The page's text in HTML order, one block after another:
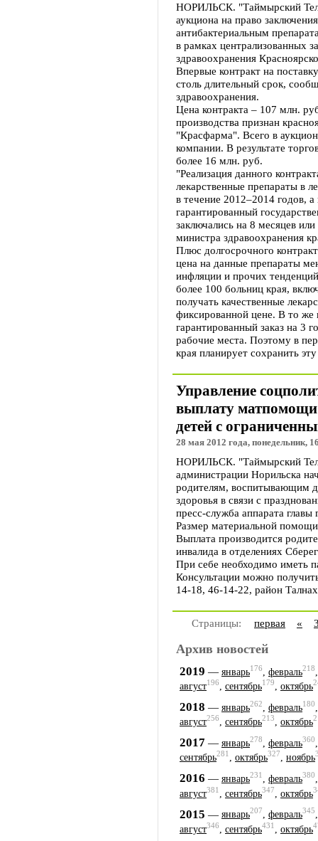
НОРИЛЬСК. "Таймырский
аукциона на право
антибактериальным
в рамках централизованных
здравоохранения
Впервые контракт на
столь длительный срок,
здравоохранения.
Цена контракта – 107 млн.
производства признан
"Красфарма". Всего в
компании. В результате
более 16 млн. руб.
"Реализация данного
лекарственные препараты в
в течение 2012–2014 годов,
гарантированный
заключались на 8 месяцев
министра здравоохранения
Плюс долгосрочного
цена на данные препараты
инфляции и прочих
более 100 больниц края,
получать качественные
фиксированной цене. В то же
гарантированный заказ на 3
рабочие места. Поэтому в
края планирует сохранить
Управление
выплату
детей с
28 мая 2012 года, понедельник,
НОРИЛЬСК. "Таймырский
администрации Норильска
родителям, воспитывающим
здоровья в связи с
пресс-служба аппарата главы
Размер материальной
Выплата производится
инвалида в отделениях
При себе необходимо иметь
Консультации можно
14-18, 46-14-22, район
Страницы: первая «
Архив новостей
2019 — январь176 февраль218
август196, сентябрь179, октябрь
2018 — январь262 февраль180
август256, сентябрь213, октябрь
2017 — январь278 февраль360
сентябрь281, октябрь327, ноябрь
2016 — январь231 февраль380
август381 сентябрь347 октябрь
2015 — январь207, февраль345
август346 сентябрь431 октябрь